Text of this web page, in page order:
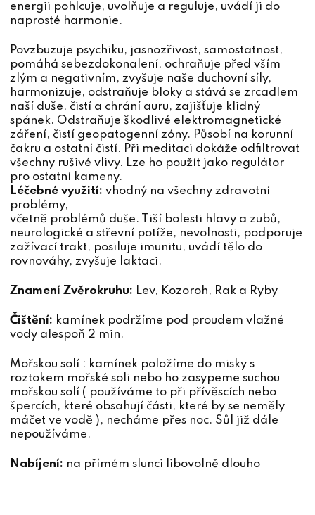
energii pohlcuje, uvolňuje a reguluje, uvádí ji do
naprosté harmonie.
Povzbuzuje psychiku, jasnozřivost, samostatnost,
pomáhá sebezdokonalení, ochraňuje před vším
zlým a negativním, zvyšuje naše duchovní síly,
harmonizuje, odstraňuje bloky a stává se zrcadlem
naší duše, čistí a chrání auru, zajišťuje klidný
spánek. Odstraňuje škodlivé elektromagnetické
záření, čistí geopatogenní zóny. Působí na korunní
čakru a ostatní čistí. Při meditaci dokáže odfiltrovat
všechny rušivé vlivy. Lze ho použít jako regulátor
pro ostatní kameny.
Léčebné využití: vhodný na všechny zdravotní
problémy,
včetně problémů duše. Tiší bolesti hlavy a zubů,
neurologické a střevní potíže, nevolnosti, podporuje
zažívací trakt, posiluje imunitu, uvádí tělo do
rovnováhy, zvyšuje laktaci.
Znamení Zvěrokruhu: Lev, Kozoroh, Rak a Ryby
Čištění: kamínek podržíme pod proudem vlažné
vody alespoň 2 min.
Mořskou solí : kamínek položíme do misky s
roztokem mořské soli nebo ho zasypeme suchou
mořskou solí ( používáme to při přívěscích nebo
špercích, které obsahují části, které by se neměly
máčet ve vodě ), necháme přes noc. Sůl již dále
nepoužíváme.
Nabíjení: na přímém slunci libovolně dlouho